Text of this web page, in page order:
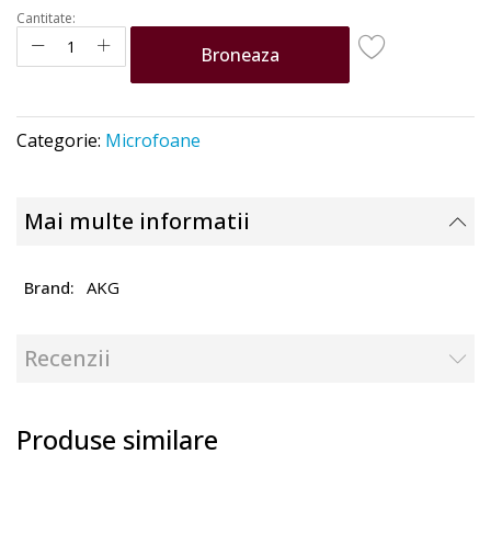
Cantitate:
Broneaza
Categorie: Microfoane
Mai multe informatii
AKG
Recenzii
Produse similare